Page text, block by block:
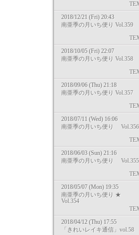
2018/12/21 (Fri) 20:43
南亜季の月いち便り Vol.359
2018/10/05 (Fri) 22:07
南亜季の月いち便り Vol.358
2018/09/06 (Thu) 21:18
南亜季の月いち便り Vol.357
2018/07/11 (Wed) 16:06
南亜季の月いち便り Vol.356
2018/06/03 (Sun) 21:16
南亜季の月いち便り Vol.355
2018/05/07 (Mon) 19:35
南亜季の月いち便り ★
Vol.354
2018/04/12 (Thu) 17:55
「きれいレイキ通信」vol.58